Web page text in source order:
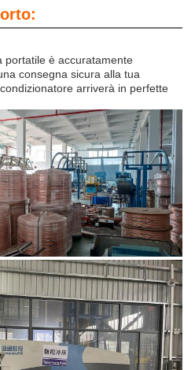
portatile è accuratamente
consegna sicura alla tua
arriverà in perfette